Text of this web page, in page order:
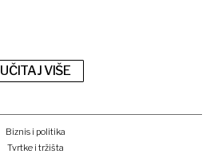
UČITAJ VIŠE
Biznis i politika
Tvrtke i tržišta